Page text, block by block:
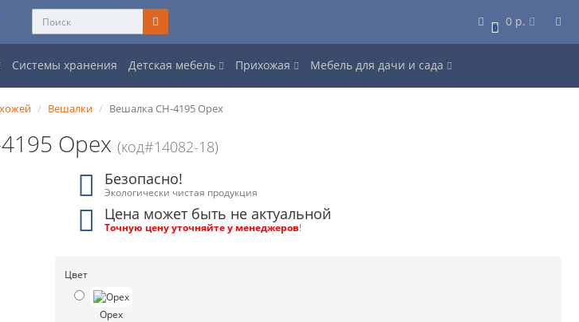
0 0 р.
Системы хранения Детская мебель Прихожая Мебель для дачи и сада
Вешалки Вешалка CH-4195 Орех
Орех (код#14082-18)
Безопасно!
Экологически чистая продукция
Цена может быть не актуальной
Точную цену уточняйте у менеджеров!
Цвет
Орех